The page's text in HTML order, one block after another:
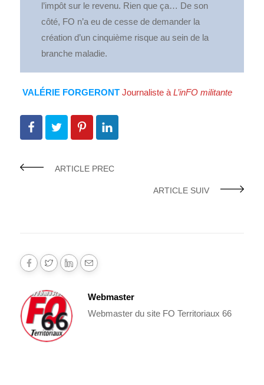
l’impôt sur le revenu. Rien que ça… De son
côté, FO n’a eu de cesse de demander la
création d’un cinquième risque au sein de la
branche maladie.
VALÉRIE FORGERONT Journaliste àL’inFO militante
ARTICLE PREC
ARTICLE SUIV
Webmaster
Webmaster du site FO Territoriaux 66